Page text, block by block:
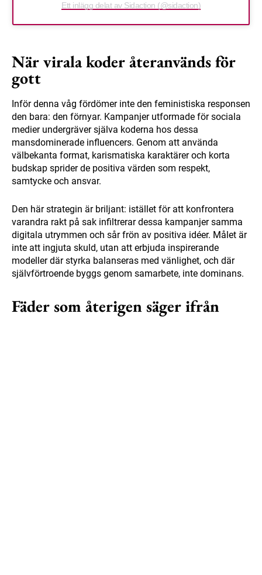
Ett inlägg delat av Sidaction (@sidaction)
När virala koder återanvänds för
gott
Inför denna våg fördömer inte den feministiska responsen
den bara: den förnyar. Kampanjer utformade för sociala
medier undergräver själva koderna hos dessa
mansdominerade influencers. Genom att använda
välbekanta format, karismatiska karaktärer och korta
budskap sprider de positiva värden som respekt,
samtycke och ansvar.
Den här strategin är briljant: istället för att konfrontera
varandra rakt på sak infiltrerar dessa kampanjer samma
digitala utrymmen och sår frön av positiva idéer. Målet är
inte att ingjuta skuld, utan att erbjuda inspirerande
modeller där styrka balanseras med vänlighet, och där
självförtroende byggs genom samarbete, inte dominans.
Fäder som återigen säger ifrån